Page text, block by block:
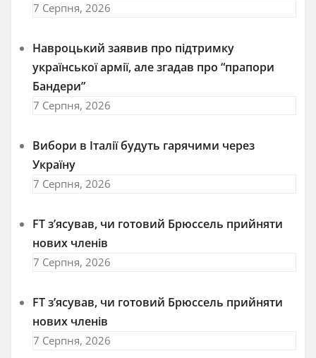
7 Серпня, 2026
Навроцький заявив про підтримку
української армії, але згадав про “прапори
Бандери”
7 Серпня, 2026
Вибори в Італії будуть гарячими через
Україну
7 Серпня, 2026
FT зʼясував, чи готовий Брюссель прийняти
нових членів
7 Серпня, 2026
FT зʼясував, чи готовий Брюссель прийняти
нових членів
7 Серпня, 2026